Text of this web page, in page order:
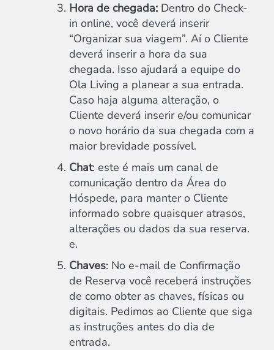
Hora de chegada:Dentro do Check-
in online, você deverá inserir
“Organizar sua viagem”. Aí o Cliente
deverá inserir a hora da sua
chegada. Isso ajudará a equipe do
Ola Living a planear a sua entrada.
Caso haja alguma alteração, o
Cliente deverá inserir e/ou comunicar
o novo horário da sua chegada com a
maior brevidade possível.
Chat: este é mais um canal de
comunicação dentro da Área do
Hóspede, para manter o Cliente
informado sobre quaisquer atrasos,
alterações ou dados da sua reserva.
e.
Chaves: No e-mail de Confirmação
de Reserva você receberá instruções
de como obter as chaves, físicas ou
digitais. Pedimos ao Cliente que siga
as instruções antes do dia de
entrada.